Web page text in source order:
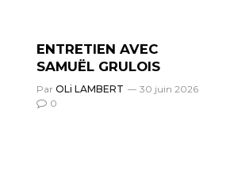
ENTRETIEN AVEC
SAMUËL GRULOIS
Par OLi LAMBERT
30 juin 2026
0